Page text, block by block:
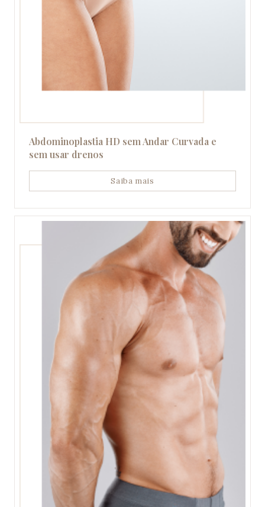
Abdominoplastia HD sem Andar Curvada e
sem usar drenos
Saiba mais